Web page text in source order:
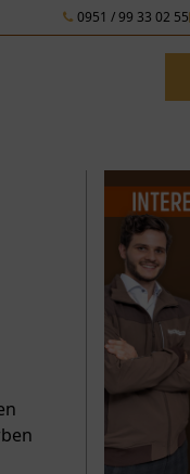
0951 / 99 33 02 55